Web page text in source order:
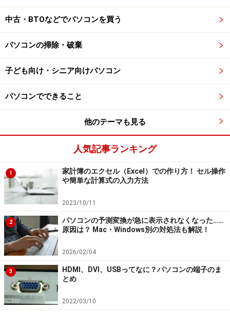
中古・BTOなどでパソコンを買う
パソコンの掃除・破棄
子ども向け・シニア向けパソコン
パソコンでできること
他のテーマも見る
人気記事ランキング
1
家計簿のエクセル（Excel）での作り方！ セル操作
や簡単な計算式の入力方法
2023/10/11
2
パソコンの予測変換が急に表示されなくなった……
原因は？ Mac・Windows別の対処法も解説！
2026/02/04
3
HDMI、DVI、USBってなに？パソコンの端子のま
とめ
2022/03/10